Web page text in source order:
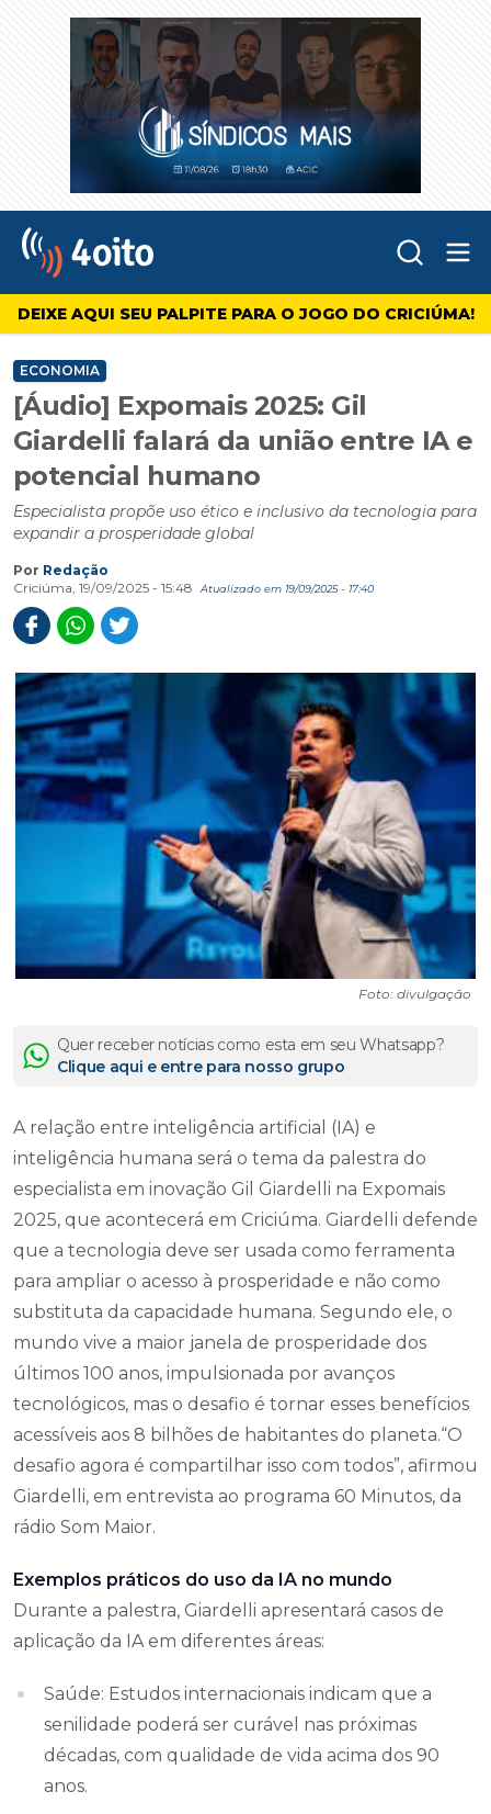
4oito
DEIXE AQUI SEU PALPITE PARA O JOGO DO CRICIÚMA!
ECONOMIA
[Áudio] Expomais 2025: Gil
Giardelli falará da união entre IA e
potencial humano
Especialista propõe uso ético e inclusivo da tecnologia para
expandir a prosperidade global
Por Redação
Criciúma, 19/09/2025 - 15:48
Atualizado em 19/09/2025 - 17:40
Foto: divulgação
Quer receber notícias como esta em seu Whatsapp?
Clique aqui e entre para nosso grupo
A relação entre inteligência artificial (IA) e
inteligência humana será o tema da palestra do
especialista em inovação Gil Giardelli na Expomais
2025, que acontecerá em Criciúma. Giardelli defende
que a tecnologia deve ser usada como ferramenta
para ampliar o acesso à prosperidade e não como
substituta da capacidade humana. Segundo ele, o
mundo vive a maior janela de prosperidade dos
últimos 100 anos, impulsionada por avanços
tecnológicos, mas o desafio é tornar esses benefícios
acessíveis aos 8 bilhões de habitantes do planeta.“O
desafio agora é compartilhar isso com todos”, afirmou
Giardelli, em entrevista ao programa 60 Minutos, da
rádio Som Maior.
Exemplos práticos do uso da IA no mundo
Durante a palestra, Giardelli apresentará casos de
aplicação da IA em diferentes áreas:
Saúde: Estudos internacionais indicam que a
senilidade poderá ser curável nas próximas
décadas, com qualidade de vida acima dos 90
anos.